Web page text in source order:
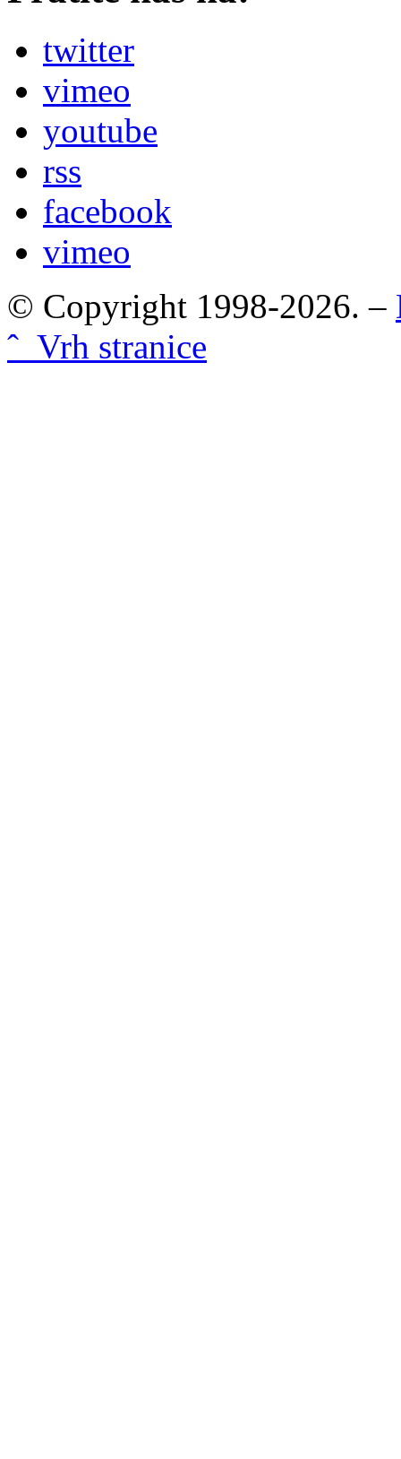
twitter
vimeo
youtube
rss
facebook
vimeo
© Copyright 1998-2026. –
ˆ Vrh stranice